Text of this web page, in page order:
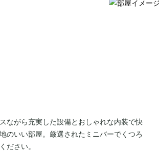
ながら充実した設備とおしゃれな内装で快
のいい部屋。厳選されたミニバーでくつろ
ださい。